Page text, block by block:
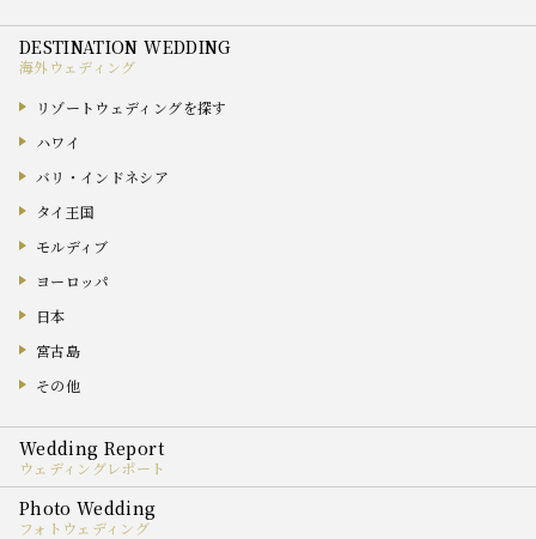
海外ウェディング
リゾートウェディングを探す
ハワイ
バリ・インドネシア
タイ王国
モルディブ
ヨーロッパ
日本
宮古島
その他
ウェディングレポート
フォトウェディング